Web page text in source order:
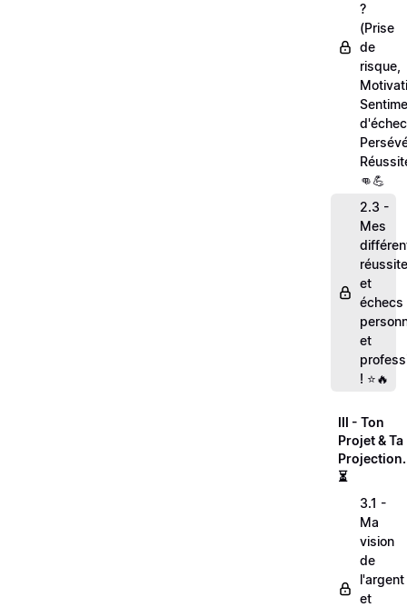
?
(Prise
de
risque,
👊💪
2.3 -
Mes
et
échecs
et
! ⭐🔥
III - Ton
Projet & Ta
Projection.
⏳
3.1 -
Ma
vision
de
l'argent
et